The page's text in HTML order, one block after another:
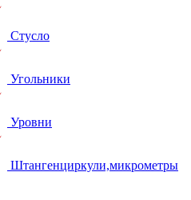
Стусло
Угольники
Уровни
Штангенциркули,микрометры